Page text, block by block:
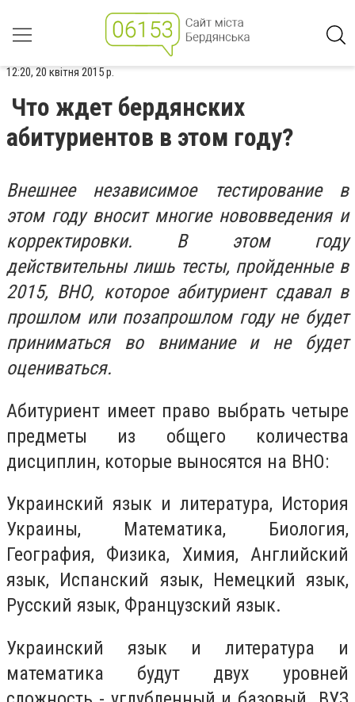
12:20, 20 квітня 2015 р.
Что ждет бердянских
абитуриентов в этом году?
Внешнее независимое тестирование в
этом году вносит многие нововведения и
корректировки. В этом году
действительны лишь тесты, пройденные в
2015, ВНО, которое абитуриент сдавал в
прошлом или позапрошлом году не будет
приниматься во внимание и не будет
оцениваться.
Абитуриент имеет право выбрать четыре
предметы из общего количества
дисциплин, которые выносятся на ВНО:
Украинский язык и литература, История
Украины, Математика, Биология,
География, Физика, Химия, Английский
язык, Испанский язык, Немецкий язык,
Русский язык, Французский язык.
Украинский язык и литература и
математика будут двух уровней